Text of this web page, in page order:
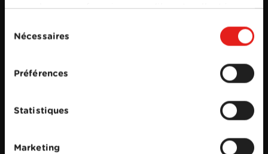
vous leur avez fournies ou qu'ils ont collectées
duNécessaires
Préférences
Statistiques
Marketing